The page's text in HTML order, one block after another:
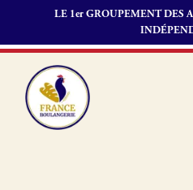
LE 1er GROUPEMENT DES